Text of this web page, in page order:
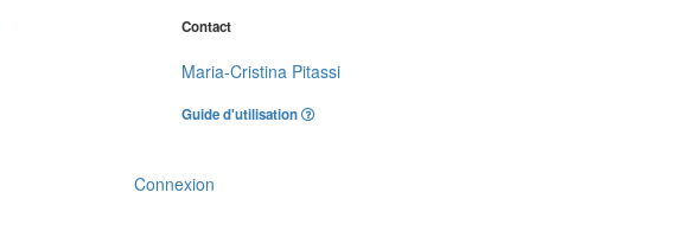
Contact
Maria-Cristina Pitassi
Guide d'utilisation
Connexion